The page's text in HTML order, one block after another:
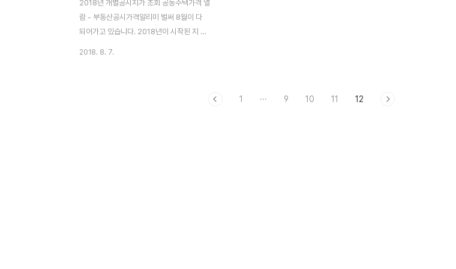
2018년 개별공시지가 조회 공동주택가격 열
람 - 부동산공시가격알리미 벌써 8월이 다
되어가고 있습니다. 2018년이 시작된 지 근
2018. 8. 7.
1 ··· 9 10 11 12